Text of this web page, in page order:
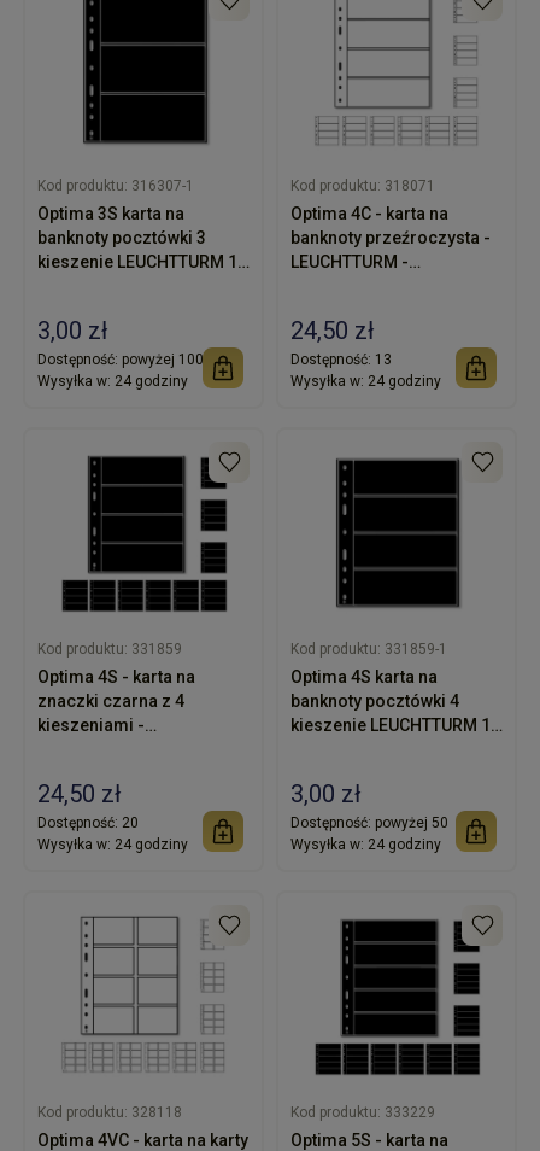
Kod produktu: 316307-1
Optima 3S karta na
banknoty pocztówki 3
kieszenie LEUCHTTURM 1
3,00 zł
Dostępność: powyżej 100
Wysyłka w: 24 godziny
Kod produktu: 318071
Optima 4C - karta na
banknoty przeźroczysta -
LEUCHTTURM -
24,50 zł
Dostępność: 13
Wysyłka w: 24 godziny
Kod produktu: 331859
Optima 4S - karta na
znaczki czarna z 4
kieszeniami -
24,50 zł
Dostępność: 20
Wysyłka w: 24 godziny
Kod produktu: 331859-1
Optima 4S karta na
banknoty pocztówki 4
kieszenie LEUCHTTURM 1
3,00 zł
Dostępność: powyżej 50
Wysyłka w: 24 godziny
Kod produktu: 328118
Optima 4VC - karta na karty
Kod produktu: 333229
Optima 5S - karta na